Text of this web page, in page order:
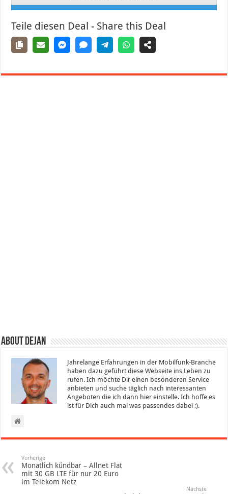
Teile diesen Deal - Share this Deal
About Dejan
Jahrelange Erfahrungen in der Mobilfunk-Branche
haben dazu geführt diese Webseite ins Leben zu
rufen. Ich möchte Dir einen besonderen Service
anbieten und suche täglich nach interessanten
Angeboten die ich dann hier einstelle. Ich hoffe es
ist für Dich auch mal was passendes dabei ;).
Vorherige
Monatlich kündbar – Allnet Flat
mit 30 GB LTE für nur 20 Euro
im Telekom Netz
Nächste